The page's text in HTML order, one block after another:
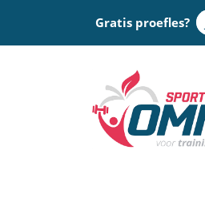
Gratis proefles?